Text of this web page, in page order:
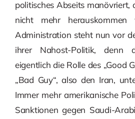
politisches Abseits manövriert,
nicht mehr
Administration steht nun vor
ihrer Nahost-Politik, denn
eigentlich die Rolle des „Good
„Bad Guy“, also den Iran,
Immer mehr amerikanische
Sanktionen gegen Saudi-